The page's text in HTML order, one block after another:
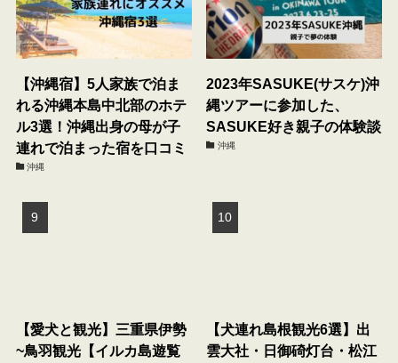
【沖縄宿】5人家族で泊ま
れる沖縄本島中北部のホテ
ル3選！沖縄出身の母が子
連れで泊まった宿を口コミ
沖縄
2023年SASUKE(サスケ)沖
縄ツアーに参加した、
SASUKE好き親子の体験談
沖縄
【愛犬と観光】三重県伊勢
~鳥羽観光【イルカ島遊覧
【犬連れ島根観光6選】出
雲大社・日御碕灯台・松江